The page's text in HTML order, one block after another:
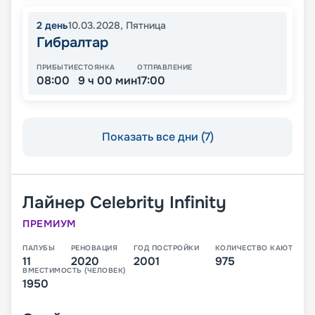
2 день10.03.2028, Пятница
Гибралтар
ПРИБЫТИЕ
08:00
СТОЯНКА
9 ч 00 мин
ОТПРАВЛЕНИЕ
17:00
Показать все дни (7)
Лайнер Celebrity Infinity
ПРЕМИУМ
ПАЛУБЫ
11
РЕНОВАЦИЯ
2020
ГОД ПОСТРОЙКИ
2001
КОЛИЧЕСТВО КАЮТ
975
ВМЕСТИМОСТЬ (ЧЕЛОВЕК)
1950